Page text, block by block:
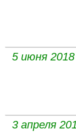
5 июня
3 апреля